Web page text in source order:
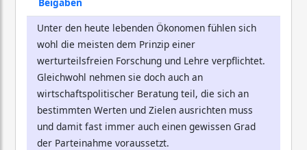
Unter den heute lebenden Ökonomen fühlen sich
wohl die meisten dem Prinzip einer
werturteilsfreien Forschung und Lehre verpflichtet.
Gleichwohl nehmen sie doch auch an
wirtschaftspolitischer Beratung teil, die sich an
bestimmten Werten und Zielen ausrichten muss
und damit fast immer auch einen gewissen Grad
der Parteinahme voraussetzt.